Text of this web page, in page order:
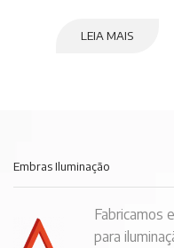
LEIA MAIS
Embras Iluminação
Fabricamos
para